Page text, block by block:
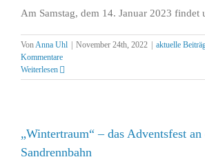
Am Samstag, dem 14. Januar 2023 findet
VonAnna Uhl November 24th, 2022 aktuelle
Kommentare
Weiterlesen
„Wintertraum“ – das Adventsfest
Sandrennbahn